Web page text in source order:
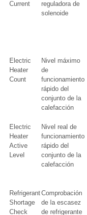
Current
reguladora de
solenoide
Electric
Heater
Count
Nivel máximo
de
funcionamiento
rápido del
conjunto de la
calefacción
Electric
Heater
Active
Level
Nivel real de
funcionamiento
rápido del
conjunto de la
calefacción
Refrigerant
Shortage
Check
Comprobación
de la escasez
de refrigerante